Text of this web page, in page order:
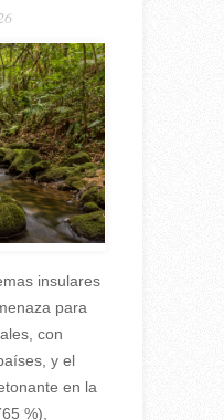
insulares
para
con
y el
en la
%),